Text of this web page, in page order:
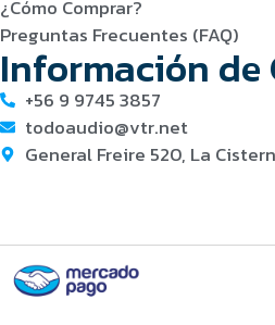
¿Cómo Comprar?
Preguntas Frecuentes (FAQ)
Información de
+56 9 9745 3857
todoaudio@vtr.net
General Freire 520, La